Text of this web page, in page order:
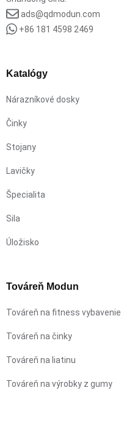
ads@qdmodun.com
+86 181 4598 2469
Katalógy
Nárazníkové dosky
Činky
Stojany
Lavičky
Špecialita
Sila
Úložisko
Továreň Modun
Továreň na fitness vybavenie
Továreň na činky
Továreň na liatinu
Továreň na výrobky z gumy